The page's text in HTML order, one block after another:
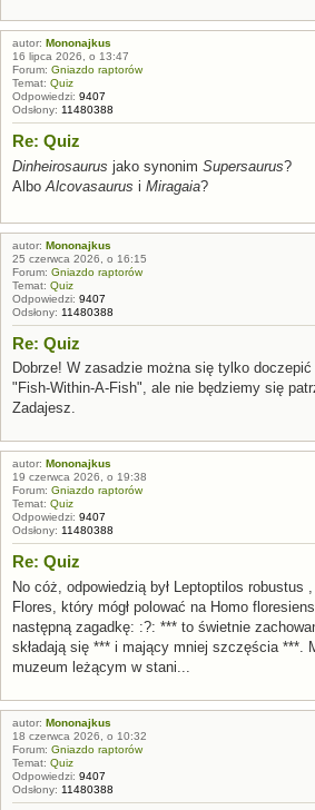
autor: Mononajkus
16 lipca 2026, o 13:47
Forum: Gniazdo raptorów
Temat: Quiz
Odpowiedzi: 9407
Odsłony: 11480388
Re: Quiz
Dinheirosaurus jako synonim Supersaurus?
Albo Alcovasaurus i Miragaia?
autor: Mononajkus
25 czerwca 2026, o 16:15
Forum: Gniazdo raptorów
Temat: Quiz
Odpowiedzi: 9407
Odsłony: 11480388
Re: Quiz
Dobrze! W zasadzie można się tylko
"Fish-Within-A-Fish", ale nie będziemy się
Zadajesz.
autor: Mononajkus
19 czerwca 2026, o 19:38
Forum: Gniazdo raptorów
Temat: Quiz
Odpowiedzi: 9407
Odsłony: 11480388
Re: Quiz
No cóż, odpowiedzią był Leptoptilos robustus
Flores, który mógł polować na Homo
następną zagadkę: :?: *** to świetnie
składają się *** i mający mniej szczęścia ***.
muzeum leżącym w stani...
autor: Mononajkus
18 czerwca 2026, o 10:32
Forum: Gniazdo raptorów
Temat: Quiz
Odpowiedzi: 9407
Odsłony: 11480388